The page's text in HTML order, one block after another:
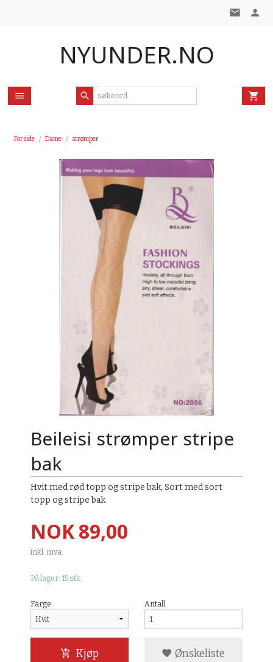
NYUNDER.NO
Forside Dame strømper
Beileisi strømper stripe
bak
Hvit med rød topp og stripe bak, Sort med sort
topp og stripe bak
Pris
NOK89,00
inkl. mva.
På lager: 15 stk.
Farge Antall
Kjøp Ønskeliste